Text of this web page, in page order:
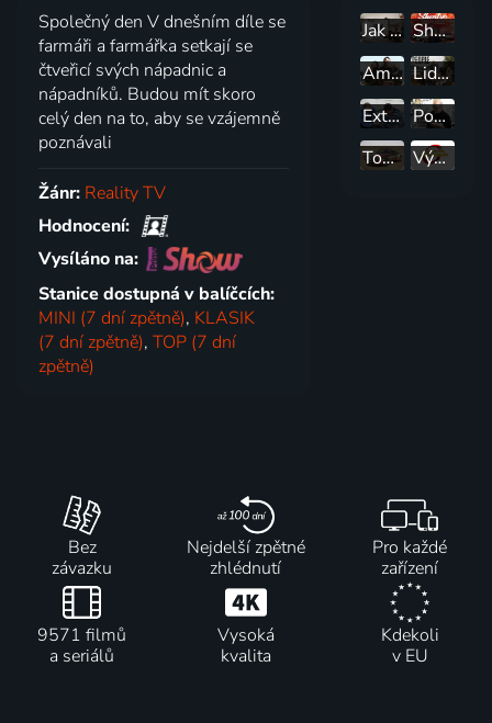
Společný den V dnešním díle se
farmáři a farmářka setkají se
čtveřicí svých nápadnic a
nápadníků. Budou mít skoro
celý den na to, aby se vzájemně
poznávali
Žánr: Reality TV
Hodnocení:
Vysíláno na:
Stanice dostupná v balíčcích:
MINI (7 dní zpětně), KLASIK
(7 dní zpětně),TOP (7 dní
zpětně)
Jak se staví sen - extra
Shortyho vysněný obchod
Američtí sběratelé
Lidé z aljašských lesů
Extrémní proměny Slovensko
Pohlreichův souboj restaurací
Top Gear speciál: Když se nedaří
Výměna manželek
Bez
závazku
Nejdelší zpětné
zhlédnutí
Pro každé
zařízení
9571 filmů
a seriálů
Vysoká
kvalita
Kdekoli
v EU